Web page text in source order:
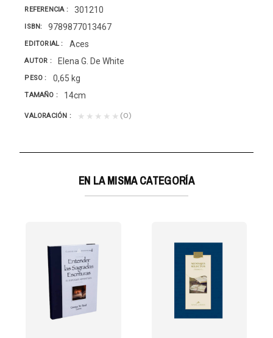
REFERENCIA 301210
ISBN 9789877013467
EDITORIAL Aces
AUTOR Elena G. De White
PESO 0,65 kg
TAMAÑO 14cm
VALORACIÓN ★★★★★ (0)
EN LA MISMA CATEGORÍA
T/3 CASIC.ADV.
que establezcamos una relación personal y viva...